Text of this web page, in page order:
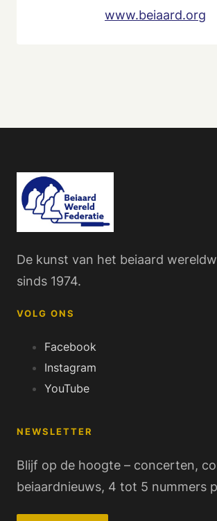
www.beiaard.org
De kunst van het beiaard
sinds 1974.
VOLG ONS
Facebook
Instagram
YouTube
NEWSLETTER
Blijf op de hoogte – concerten,
beiaardnieuws, 4 tot 5 nummers